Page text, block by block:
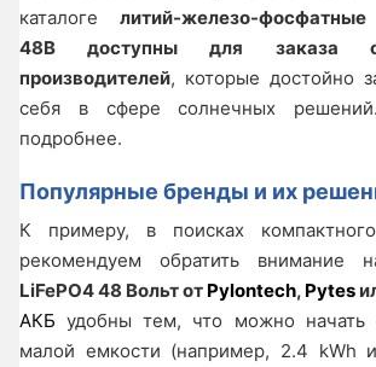
каталоге литий-железо-
48В доступны для заказа
производителей, которые достойно
себя в сфере солнечных решений.
подробнее.
Популярные бренды и их
К примеру, в поисках компактного
рекомендуем обратить внимание
LiFePO4 48 Вольт от Pylontech, Pytes
АКБ удобны тем, что можно начать
малой емкости (например, 2.4 kWh